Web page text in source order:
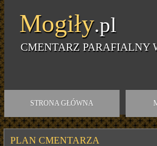
Mogiły.pl
CMENTARZ PARAFIALNY
STRONA GŁÓWNA
PLAN CMENTARZA